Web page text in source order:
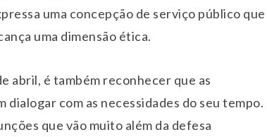
uma concepção de serviço público que
uma dimensão ética.
abril, é também reconhecer que as
com as necessidades do seu tempo.
que vão muito além da defesa